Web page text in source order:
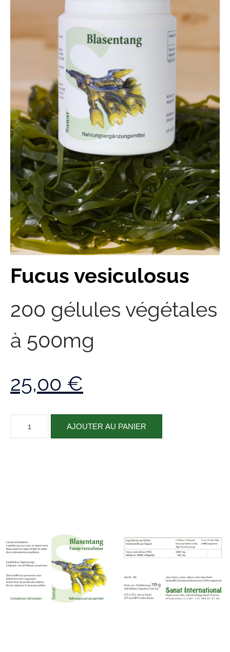
Fucus vesiculosus
200 gélules végétales
à 500mg
25,00 €
AJOUTER AU PANIER